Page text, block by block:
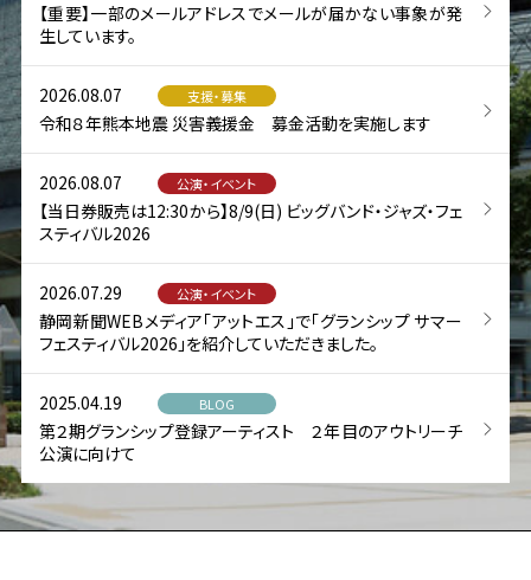
【重要】一部のメールアドレスでメールが届かない事象が発
生しています。
2026.08.07 支援・募集
令和８年熊本地震 災害義援金 募金活動を実施します
2026.08.07 公演・イベント
【当日券販売は12:30から】8/9(日) ビッグバンド・ジャズ・フェ
スティバル2026
2026.07.29 公演・イベント
静岡新聞WEBメディア「アットエス」で「グランシップ サマー
フェスティバル2026」を紹介していただきました。
2025.04.19 BLOG
第２期グランシップ登録アーティスト ２年目のアウトリーチ
公演に向けて